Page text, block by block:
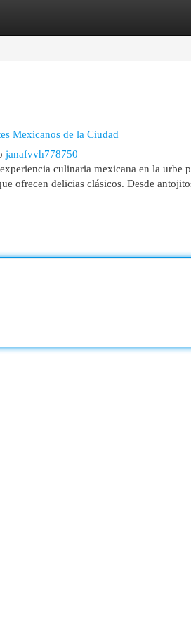
Listings
Mexicanos de la Ciudad
janafvvh778750
culinaria mexicana en la urbe
ofrecen delicias clásicos. Desde